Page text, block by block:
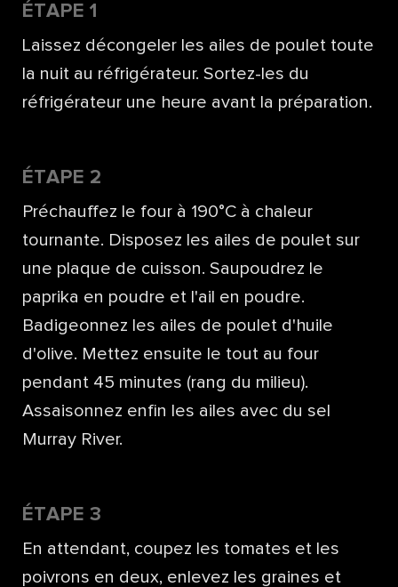
ÉTAPE 1
Laissez décongeler les ailes de poulet toute
la nuit au réfrigérateur. Sortez-les du
réfrigérateur une heure avant la préparation.
ÉTAPE 2
Préchauffez le four à 190°C à chaleur
tournante. Disposez les ailes de poulet sur
une plaque de cuisson. Saupoudrez le
paprika en poudre et l'ail en poudre.
Badigeonnez les ailes de poulet d'huile
d'olive. Mettez ensuite le tout au four
pendant 45 minutes (rang du milieu).
Assaisonnez enfin les ailes avec du sel
Murray River.
ÉTAPE 3
En attendant, coupez les tomates et les
poivrons en deux, enlevez les graines et